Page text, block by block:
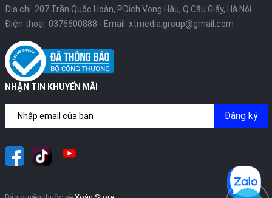
Địa chỉ: 207 Trần Quốc Hoàn, P.Dịch Vọng Hậu, Q.Cầu Giấy, Hà Nội
Điện thoại: 0376600888 - Email: xtmedia.group@gmail.com
NHẬN TIN KHUYẾN MÃI
Đăng ký